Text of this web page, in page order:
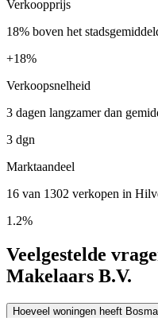
Verkoopprijs
18% boven het
+18%
Verkoopsnelheid
3 dagen langzamer dan
3 dgn
Marktaandeel
16 van 1302 verkopen in
1.2%
Veelgestelde
Makelaars B.V.
Hoeveel woningen heeft